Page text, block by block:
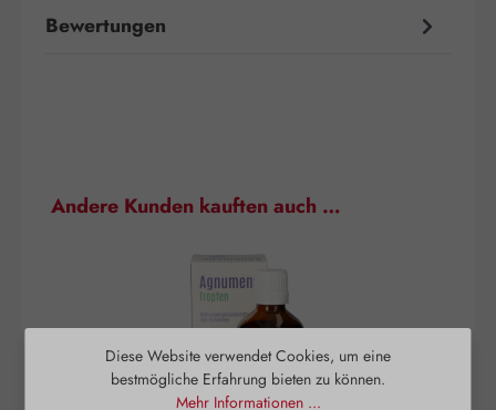
Bewertungen
Produktgalerie überspringen
Andere Kunden kauften auch …
Diese Website verwendet Cookies, um eine
bestmögliche Erfahrung bieten zu können.
Mehr Informationen ...